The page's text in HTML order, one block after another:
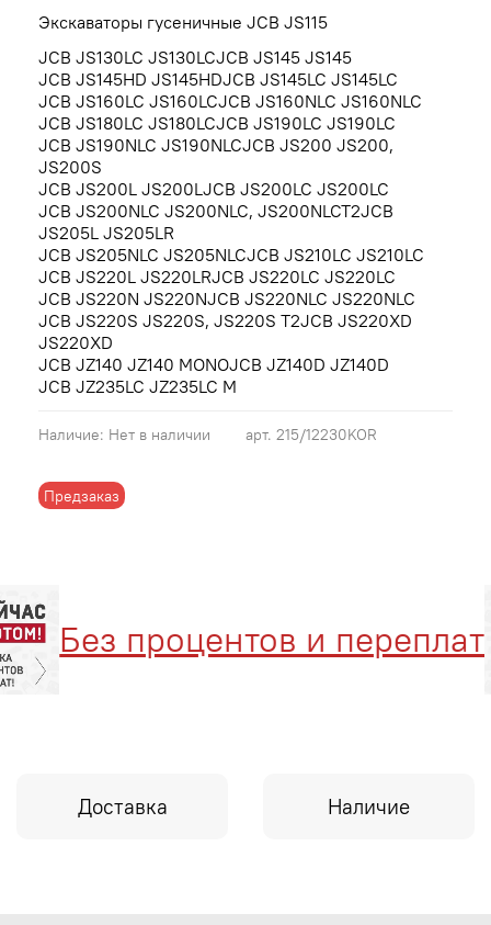
арт. 215/12230KOR
Наличие: Нет в наличии
Предзаказ
Экскаваторы гусеничные JCB JS115
JCB JS130LC JS130LCJCB JS145 JS145
JCB JS145HD JS145HDJCB JS145LC JS145LC
JCB JS160LC JS160LCJCB JS160NLC JS160NLC
JCB JS180LC JS180LCJCB JS190LC JS190LC
JCB JS190NLC JS190NLCJCB JS200 JS200,
JS200S
JCB JS200L JS200LJCB JS200LC JS200LC
JCB JS200NLC JS200NLC, JS200NLCT2JCB
JS205L JS205LR
JCB JS205NLC JS205NLCJCB JS210LC JS210LC
JCB JS220L JS220LRJCB JS220LC JS220LC
JCB JS220N JS220NJCB JS220NLC JS220NLC
JCB JS220S JS220S, JS220S T2JCB JS220XD
JS220XD
JCB JZ140 JZ140 MONOJCB JZ140D JZ140D
JCB JZ235LC JZ235LC M
Без процентов и переплат
Доставка Наличие